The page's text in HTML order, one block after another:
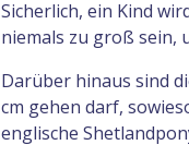
Sicherlich, ein Kind
niemals zu groß sein,
Darüber hinaus sind
cm gehen darf,
englische